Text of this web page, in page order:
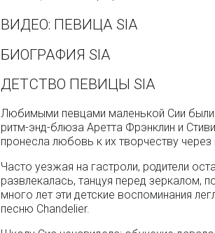
ВИДЕО: ПЕВИЦА SIA
БИОГРАФИЯ SIA
ДЕТСТВО ПЕВИЦЫ SIA
Любимыми певцами маленькой Сии были
ритм-энд-блюза Аретта Фрэнклин и
пронесла любовь к их творчеству
Часто уезжая на гастроли, родители
развлекалась, танцуя перед зеркалом,
много лет эти детские воспоминания
песню Chandelier.